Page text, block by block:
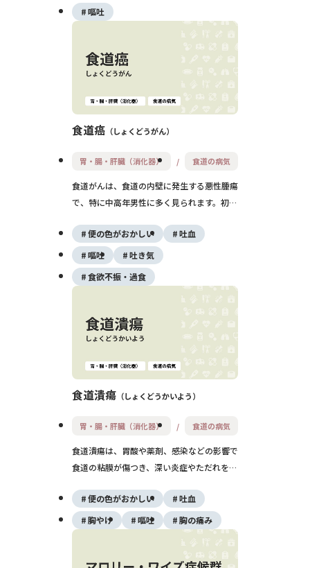
起こし、命に関わることもあります。内視鏡
検査による定期的な観察と、必要に応じた治
療・予防処置が不可欠です。肝疾患と密接に
関連するため、全身的な管理も重要です。
嘔吐
食道癌 しょくどうがん
胃・腸・肝臓（消化器） 食道の病気
食道がんは、食道の内壁に発生する悪性腫瘍
で、特に中高年男性に多く見られます。初期
食べ物が飲み込みにくくなり、体重減少や痛
みなどを引き起こします。喫煙や飲酒が主な
危険因子であり、定期的な内視鏡検査による
早期発見が重要です。治療は進行度に応じて
内視鏡治療、手術、放射線治療、化学療法な
どが行われます。
便の色がおかしい
吐血
嘔吐
吐き気
食欲不振・過食
食道潰瘍 しょくどうかいよう
胃・腸・肝臓（消化器） 食道の病気
食道潰瘍は、胃酸や薬剤、感染などの影響で
食道の粘膜が傷つき、深い炎症やただれを起
感などが主な症状で、重症化すると吐血や出
血を伴うこともあります。原因に応じた治療
が必要であり、薬物療法や生活習慣の見直し
が中心となります。適切な対応により、多く
便の色がおかしい
吐血
胸やけ
嘔吐 胸の痛み